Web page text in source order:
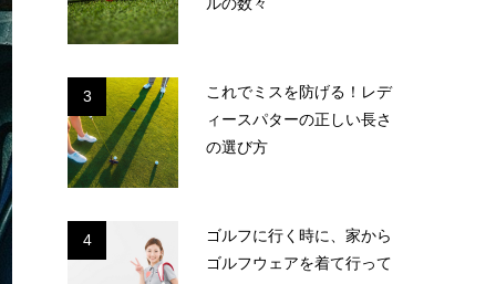
3
これでミスを防げる！レデ
ィースパターの正しい長さ
の選び方
4
ゴルフに行く時に、家から
ゴルフウェアを着て行って